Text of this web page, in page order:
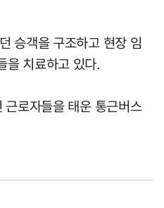
승객을 구조하고 현장 임
을 치료하고 있다.
로자들을 태운 통근버스